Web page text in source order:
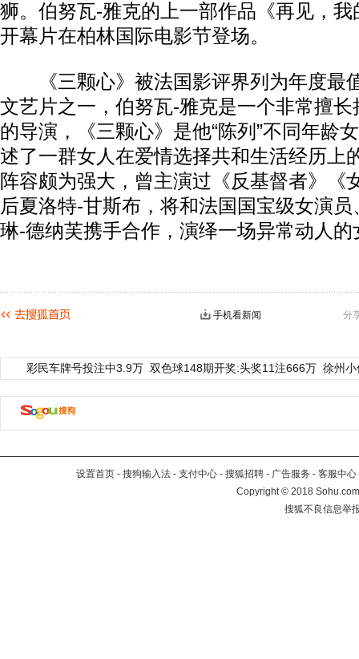
狮。伯努瓦-雅克的上一部作品《再见，
开幕片在柏林国际电影节登场。
《三颗心》被法国影评界列为年度最
文艺片之一，伯努瓦-雅克是一个非常擅
的导演，《三颗心》是他“陈列”不同年龄
述了一群女人在爱情选择共和生活经历上
阵容颇为强大，曾主演过《反基督者》《
后夏洛特-甘斯布，将和法国国宝级女演
琳-德纳芙携手合作，演绎一场异常动人的
分
手机看新闻
彩民车牌号投注中3.9万 双色球148期开奖:头奖11注666万 徐州
设置首页 - 搜狗输入法 - 支付中心 - 搜狐招聘 - 广告服务 - 客服中心
Copyright©2018
搜狐不良信息举